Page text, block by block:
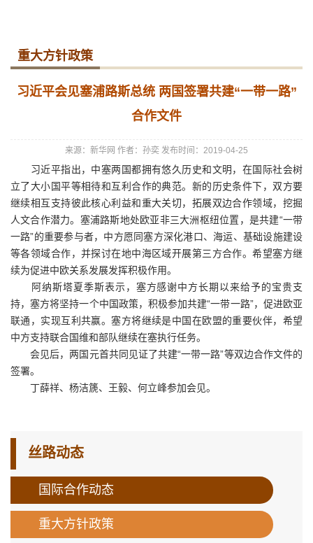
重大方针政策
习近平会见塞浦路斯总统 两国签署共建“一带一路”
合作文件
来源：新华网 作者：孙奕 发布时间：2019-04-25
习近平指出，中塞两国都拥有悠久历史和文明，在国际社会树
立了大小国平等相待和互利合作的典范。新的历史条件下，双方要
继续相互支持彼此核心利益和重大关切，拓展双边合作领域，挖掘
人文合作潜力。塞浦路斯地处欧亚非三大洲枢纽位置，是共建“一带
一路”的重要参与者，中方愿同塞方深化港口、海运、基础设施建设
等各领域合作，并探讨在地中海区域开展第三方合作。希望塞方继
续为促进中欧关系发展发挥积极作用。
阿纳斯塔夏季斯表示，塞方感谢中方长期以来给予的宝贵支
持，塞方将坚持一个中国政策，积极参加共建“一带一路”，促进欧亚
联通，实现互利共赢。塞方将继续是中国在欧盟的重要伙伴，希望
中方支持联合国维和部队继续在塞执行任务。
会见后，两国元首共同见证了共建“一带一路”等双边合作文件的
签署。
丁薛祥、杨洁篪、王毅、何立峰参加会见。
丝路动态
国际合作动态
重大方针政策